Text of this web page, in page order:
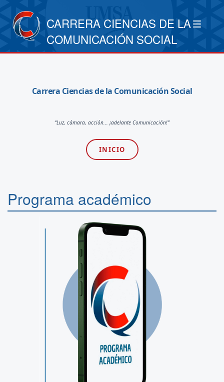
CARRERA CIENCIAS DE LA
COMUNICACIÓN SOCIAL
Carrera Ciencias de la Comunicación Social
“Luz, cámara, acción... ¡adelante Comunicación!”
INICIO
Programa académico